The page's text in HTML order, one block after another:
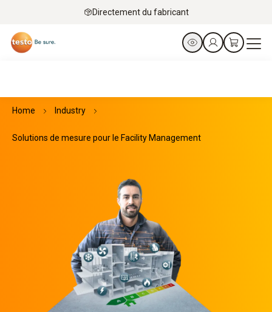
Directement du fabricant
Home Industry
Solutions de mesure pour le Facility Management